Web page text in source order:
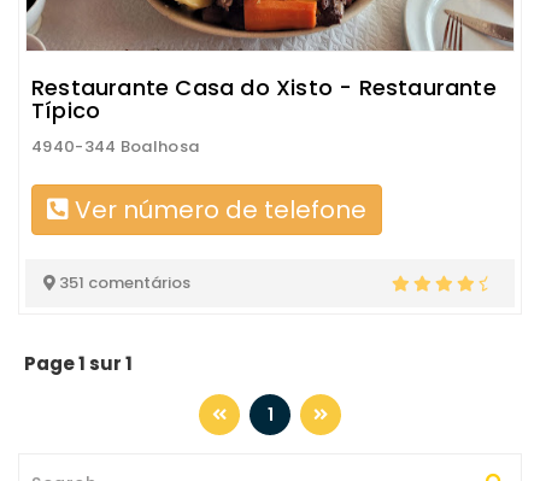
Restaurante Casa do Xisto - Restaurante
Típico
4940-344 Boalhosa
Ver número de telefone
351 comentários
Page 1 sur 1
1